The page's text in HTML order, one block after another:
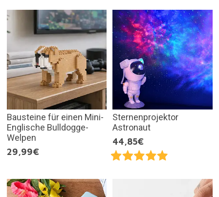
Bausteine für einen Mini-
Englische Bulldogge-
Welpen
29,99€
Sternenprojektor
Astronaut
44,85€